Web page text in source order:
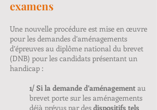
examens
Une nouvelle procédure est mise en œuvre
pour les demandes d’aménagements
d’épreuves au diplôme national du brevet
(DNB) pour les candidats présentant un
handicap :
1/ Si la demande d’aménagement au
brevet porte sur les aménagements
déjà prévus par des dispositifs tels